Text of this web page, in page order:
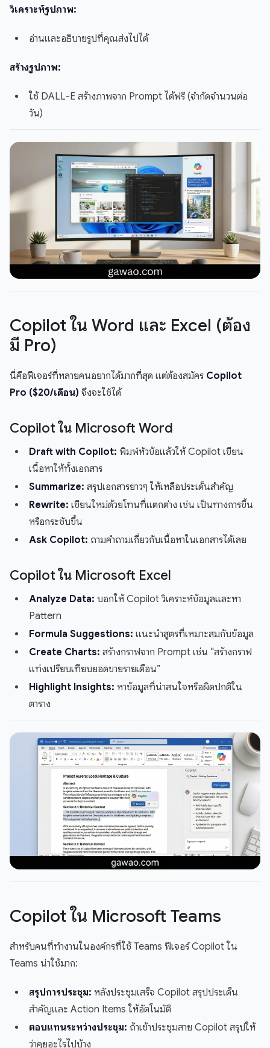
วิเคราะห์รูปภาพ:
อ่านและอธิบายรูปที่คุณส่งไปได้
สร้างรูปภาพ:
ใช้ DALL-E สร้างภาพจาก Prompt ได้ฟรี (จำกัดจำนวนต่อ
วัน)
Copilot ใน Word และ Excel (ต้อง
มี Pro)
นี่คือฟีเจอร์ที่หลายคนอยากได้มากที่สุด แต่ต้องสมัคร Copilot
Pro ($20/เดือน) จึงจะใช้ได้
Copilot ใน Microsoft Word
Draft with Copilot: พิมพ์หัวข้อแล้วให้ Copilot เขียน
เนื้อหาให้ทั้งเอกสาร
Summarize: สรุปเอกสารยาวๆ ให้เหลือประเด็นสำคัญ
Rewrite: เขียนใหม่ด้วยโทนที่แตกต่าง เช่น เป็นทางการขึ้น
หรือกระชับขึ้น
Ask Copilot: ถามคำถามเกี่ยวกับเนื้อหาในเอกสารได้เลย
Copilot ใน Microsoft Excel
Analyze Data: บอกให้ Copilot วิเคราะห์ข้อมูลและหา
Pattern
Formula Suggestions: แนะนำสูตรที่เหมาะสมกับข้อมูล
Create Charts: สร้างกราฟจาก Prompt เช่น “สร้างกราฟ
แท่งเปรียบเทียบยอดขายรายเดือน”
Highlight Insights: หาข้อมูลที่น่าสนใจหรือผิดปกติใน
ตาราง
Copilot ใน Microsoft Teams
สำหรับคนที่ทำงานในองค์กรที่ใช้ Teams ฟีเจอร์ Copilot ใน
Teams น่าใช้มาก:
สรุปการประชุม: หลังประชุมเสร็จ Copilot สรุปประเด็น
สำคัญและ Action Items ให้อัตโนมัติ
ตอบแทนระหว่างประชุม: ถ้าเข้าประชุมสาย Copilot สรุปให้
ว่าคุยอะไรไปบ้าง